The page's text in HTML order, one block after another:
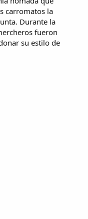
carromatos la
Durante la
fueron
su estilo de